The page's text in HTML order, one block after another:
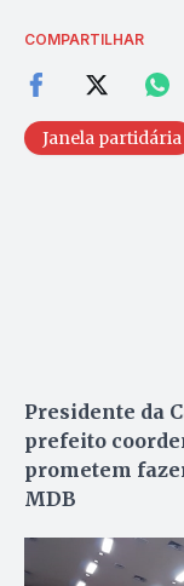
COMPARTILHAR
Janela partidária
Presidente da
prefeito
prometem
MDB